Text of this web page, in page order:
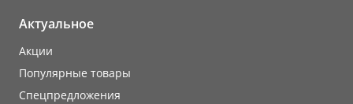
Актуальное
Акции
Популярные товары
Cпецпредложения